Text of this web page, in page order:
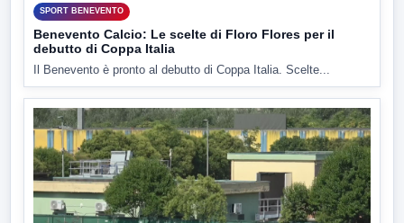
SPORT BENEVENTO
Benevento Calcio: Le scelte di Floro Flores per il
debutto di Coppa Italia
Il Benevento è pronto al debutto di Coppa Italia. Scelte...